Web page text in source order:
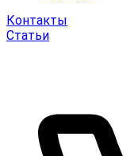
Контакты
Статьи